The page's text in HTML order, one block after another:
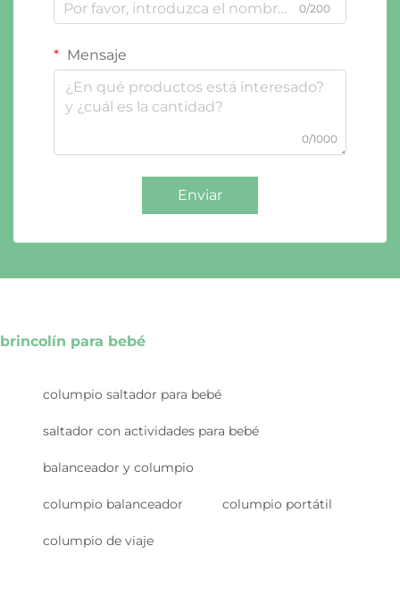
0/200
Mensaje
0/1000
Enviar
brincolín para bebé
columpio saltador para bebé
saltador con actividades para bebé
balanceador y columpio
columpio balanceador columpio portátil
columpio de viaje